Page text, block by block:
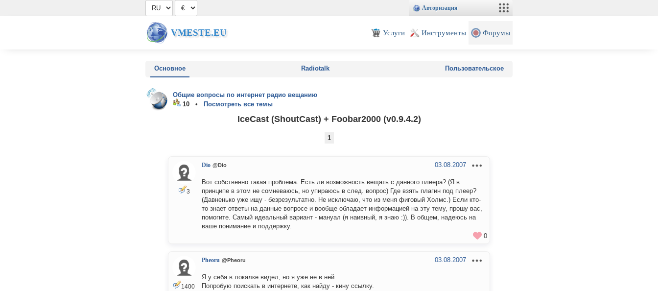
Авторизация
VMESTE.EU Услуги Инструменты Форумы
Основное Radiotalk Пользовательское
Общие вопросы по интернет радио вещанию
10 •
Посмотреть все темы
IceCast (ShoutCast) + Foobar2000 (v0.9.4.2)
1
3
Dio @Dio 03.08.2007
Вот собственно такая проблема. Есть ли возможность вещать с данного плеера? (Я в
принципе в этом не сомневаюсь, но упираюсь в след. вопрос) Где взять плагин под плеер?
(Давненько уже ищу - безрезультатно. Не исключаю, что из меня фиговый Холмс.) Если кто-
то знает ответы на данные вопросе и вообще обладает информацией на эту тему, прошу вас,
помогите. Самый идеальный вариант - мануал (я наивный, я знаю :)). В общем, надеюсь на
ваше понимание и поддержку.
0
1400
Pheoru @Pheoru 03.08.2007
Я у себя в локалке видел, но я уже не в ней.
Попробую поискать в интернете, как найду - кину ссылку.